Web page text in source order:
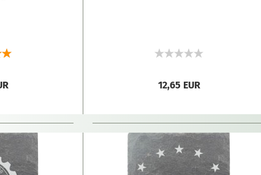
12,65 EUR